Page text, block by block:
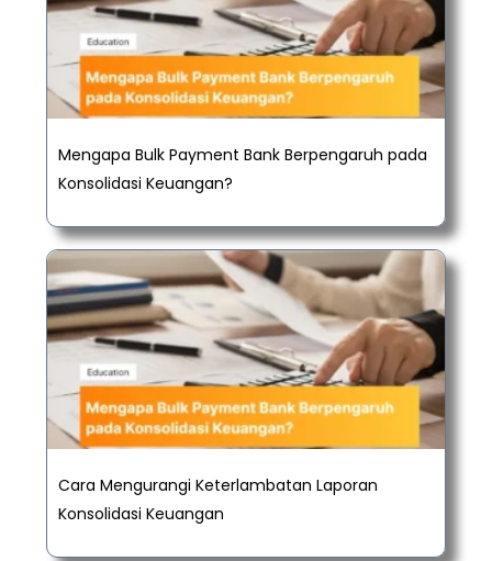
Mengapa Bulk Payment Bank Berpengaruh pada
Konsolidasi Keuangan?
Cara Mengurangi Keterlambatan Laporan
Konsolidasi Keuangan